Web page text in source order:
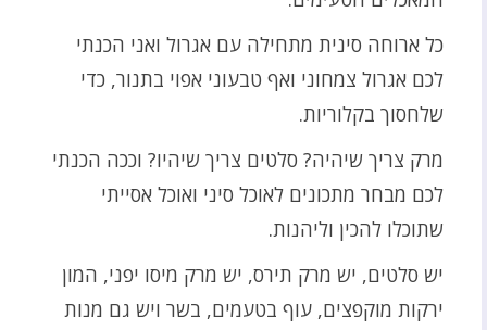
כל ארוחה סינית מתחילה עם אגרול ואני הכנתי
לכם אגרול צמחוני ואף טבעוני אפוי בתנור, כדי
שלחסוך בקלוריות.
מרק צריך שיהיה? סלטים צריך שיהיו? וככה הכנתי
לכם מבחר מתכונים לאוכל סיני ואוכל אסייתי
שתוכלו להכין וליהנות.
יש סלטים, יש מרק תירס, יש מרק מיסו יפני, המון
ירקות מוקפצים, עוף בטעמים, בשר ויש גם מנות